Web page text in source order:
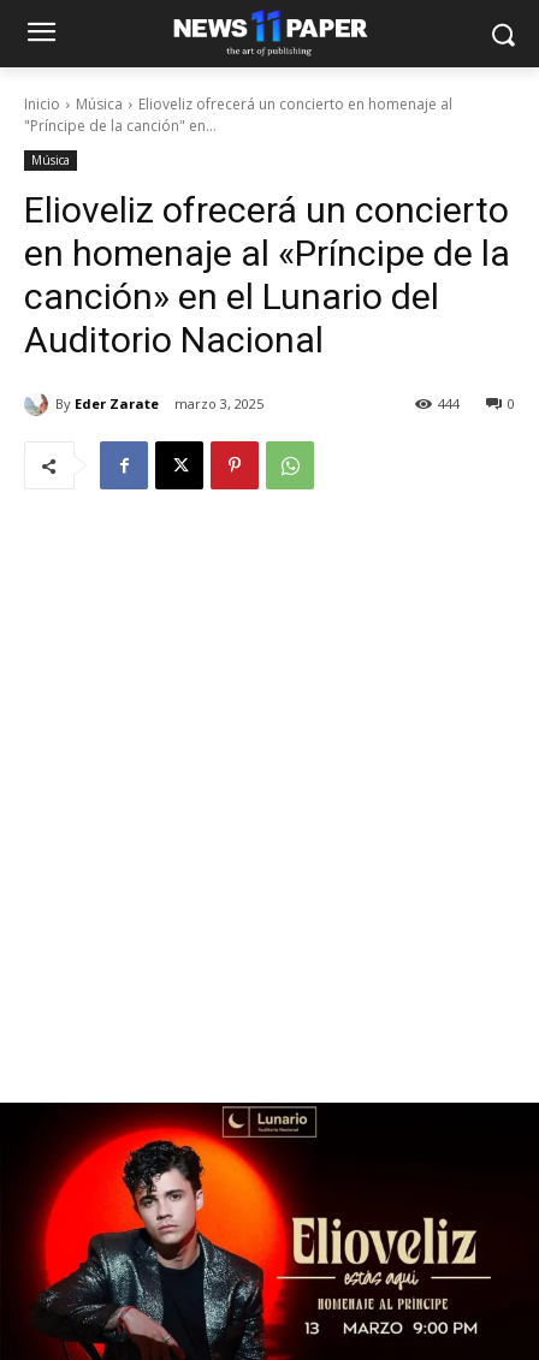
Inicio Música
Elioveliz ofrecerá un concierto en homenaje al
"Príncipe de la canción" en...
Música
Elioveliz ofrecerá un concierto
en homenaje al «Príncipe de la
canción» en el Lunario del
Auditorio Nacional
By Eder Zarate marzo 3, 2025 0
444